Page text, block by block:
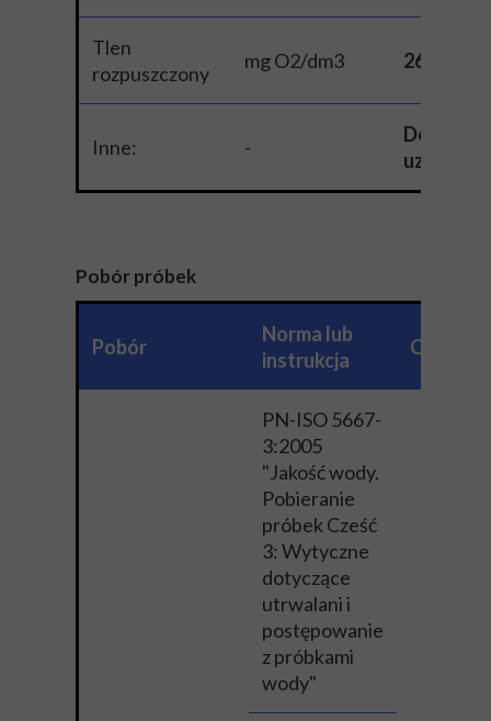
Tlen
rozpuszczony
mg O2/dm3 26
Inne: -
Do
Pobór próbek
Pobór
Norma lub
instrukcja
Cena
PN-ISO 5667-
3:2005
"Jakość wody.
Pobieranie
próbek Cześć
3: Wytyczne
dotyczące
utrwalani i
postępowanie
z próbkami
wody"